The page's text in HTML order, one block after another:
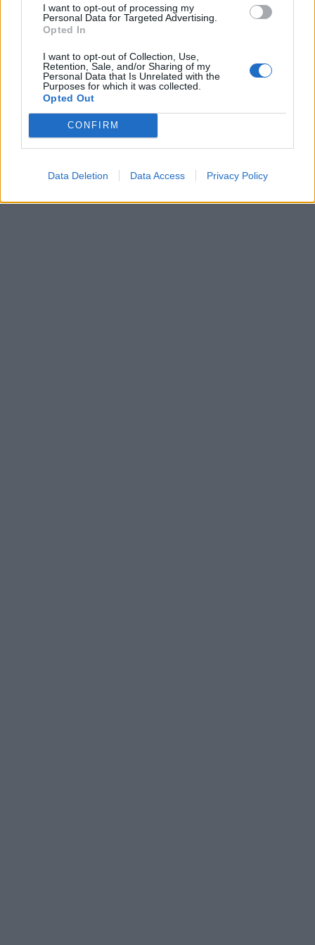
I want to opt-out of processing my
Personal Data for Targeted Advertising.
Opted In
I want to opt-out of Collection, Use,
Retention, Sale, and/or Sharing of my
Personal Data that Is Unrelated with the
Purposes for which it was collected.
Opted Out
CONFIRM
Data Deletion Data Access Privacy Policy